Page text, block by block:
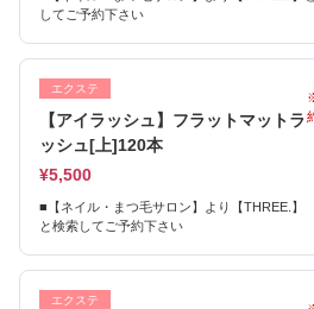
してご予約下さい
エクステ
【アイラッシュ】フラットマットラ
ッシュ[上]120本
¥5,500
■【ネイル・まつ毛サロン】より【THREE.】
と検索してご予約下さい
エクステ